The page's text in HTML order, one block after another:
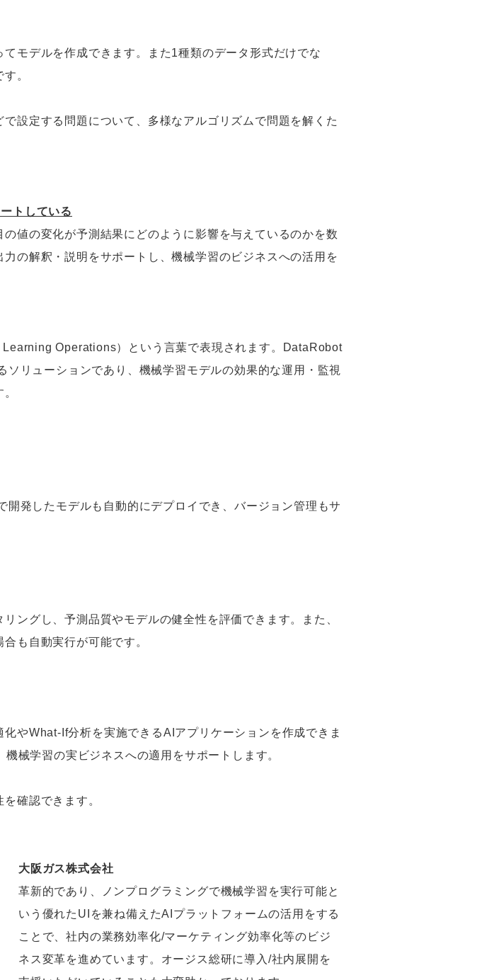
モデルを作成できます。また1種類のデータ形式だけでな
。
設定する問題について、多様なアルゴリズムで問題を解くた
トしている
値の変化が予測結果にどのように影響を与えているのかを数
の解釈・説明をサポートし、機械学習のビジネスへの活用を
Operations）という言葉で表現されます。DataRobot
リューションであり、機械学習モデルの効果的な運用・監視
発したモデルも自動的にデプロイでき、バージョン管理もサ
ングし、予測品質やモデルの健全性を評価できます。また、
も自動実行が可能です。
やWhat-If分析を実施できるAIアプリケーションを作成できま
械学習の実ビジネスへの適用をサポートします。
確認できます。
大阪ガス株式会社
革新的であり、ノンプログラミングで機械学習を実行可能と
いう優れたUIを兼ね備えたAIプラットフォームの活用をする
ことで、社内の業務効率化/マーケティング効率化等のビジ
ネス変革を進めています。オージス総研に導入/社内展開を